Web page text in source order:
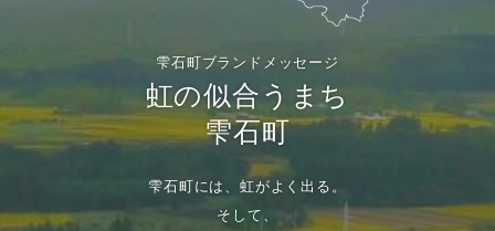
雫石町ブランドメッセージ
虹の似合うまち
雫石町
雫石町には、虹がよく出る。
そして、